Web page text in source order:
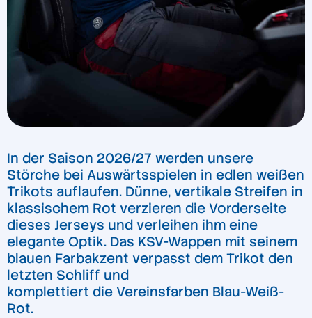
In der Saison 2026/27 werden unsere
Störche bei Auswärtsspielen in edlen weißen
Trikots auflaufen. Dünne, vertikale Streifen in
klassischem Rot verzieren die Vorderseite
dieses Jerseys und verleihen ihm eine
elegante Optik. Das KSV-Wappen mit seinem
blauen Farbakzent verpasst dem Trikot den
letzten Schliff und
komplettiert die Vereinsfarben Blau-Weiß-
Rot.